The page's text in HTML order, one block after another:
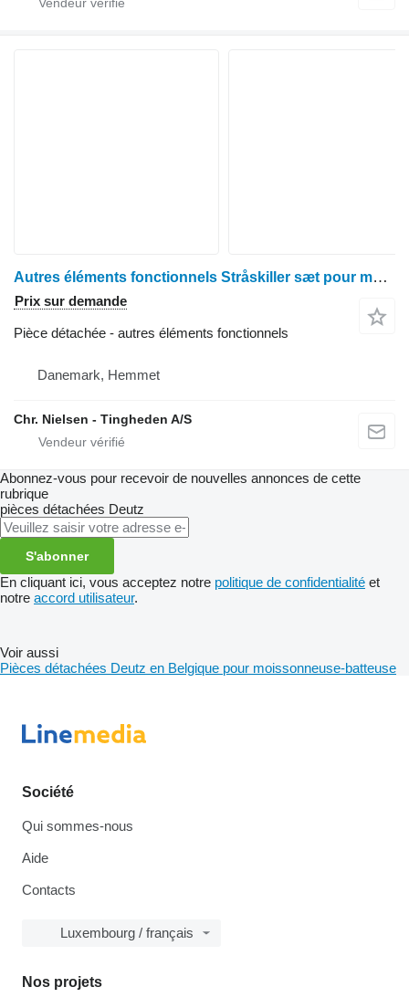
Autres éléments fonctionnels Stråskiller sæt pour moissonneuse-batteuse Deutz C9206
Prix sur demande
Pièce détachée - autres éléments fonctionnels
Danemark, Hemmet
Chr. Nielsen - Tingheden A/S
Abonnez-vous pour recevoir de nouvelles annonces de cette
rubrique
pièces détachées Deutz
S'abonner
En cliquant ici, vous acceptez notre politique de confidentialité et
notre accord utilisateur.
Voir aussi
Pièces détachées Deutz en Belgique pour moissonneuse-batteuse
Société
Qui sommes-nous
Aide
Contacts
Luxembourg / français
Nos projets